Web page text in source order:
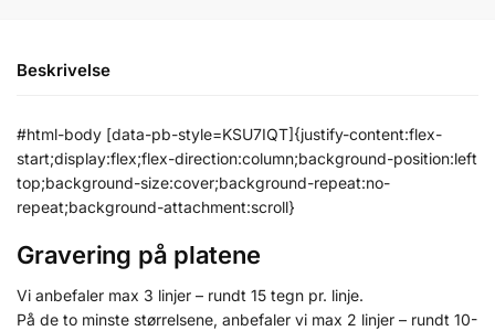
Beskrivelse
#html-body [data-pb-style=KSU7IQT]{justify-content:flex-
start;display:flex;flex-direction:column;background-position:left
top;background-size:cover;background-repeat:no-
repeat;background-attachment:scroll}
Gravering på platene
Vi anbefaler max 3 linjer – rundt 15 tegn pr. linje.
På de to minste størrelsene, anbefaler vi max 2 linjer – rundt 10-